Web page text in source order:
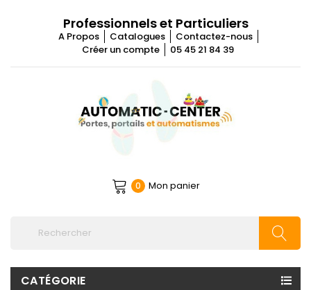
Professionnels et Particuliers
A Propos Catalogues
Contactez-nous
Créer un compte
05 45 21 84 39
0 Mon panier
CATÉGORIE